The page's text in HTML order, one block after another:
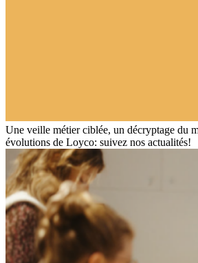
Une veille métier ciblée, un décryptage du
évolutions de Loyco: suivez nos actualités!